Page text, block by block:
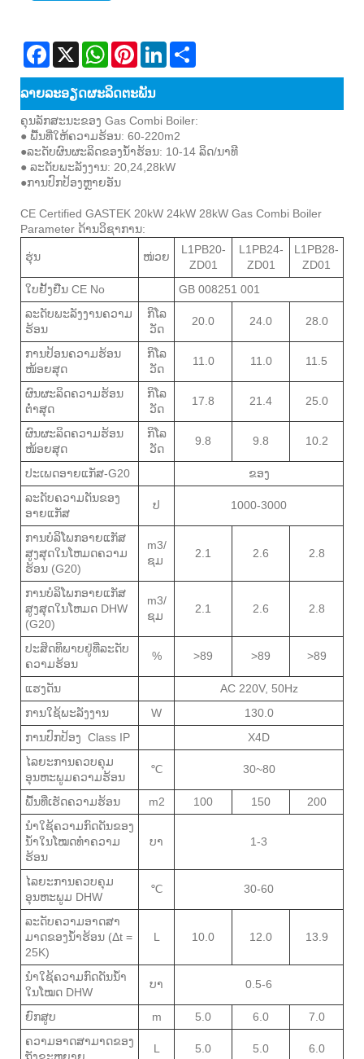
Facebook
X WhatsAppPinterestLinkedIn
ລາຍ​ລະ​ອຽດ​ຜະ​ລິດ​ຕະ​ພັນ
ຄຸນ​ລັກ​ສະ​ນະ​ຂອງ Gas Combi Boiler​:
● ພື້ນທີ່ໃຫ້ຄວາມຮ້ອນ: 60-220m2
●ລະດັບຜົນຜະລິດຂອງນ້ໍາຮ້ອນ: 10-14 ລິດ/ນາທີ
● ລະດັບພະລັງງານ: 20,24,28kW
●ການປົກປ້ອງຫຼາຍອັນ
CE Certified GASTEK 20kW 24kW 28kW Gas Combi Boiler
Parameter ດ້ານວິຊາການ:
ຮຸ່ນ ໜ່ວຍ
L1PB20-
ZD01
L1PB24-
ZD01
L1PB28-
ZD01
ໃບຢັ້ງຢືນ CE No
GB 008251 001
ລະດັບພະລັງງານຄວາມ
ຮ້ອນ
ກິໂລ
ວັດ
20.0 24.0 28.0
ການປ້ອນຄວາມຮ້ອນ
ໜ້ອຍສຸດ
ກິໂລ
ວັດ
11.0 11.0 11.5
ຜົນຜະລິດຄວາມຮ້ອນ
ຕໍ່າສຸດ
ກິໂລ
ວັດ
17.8 21.4 25.0
ຜົນຜະລິດຄວາມຮ້ອນ
ໜ້ອຍສຸດ
ກິໂລ
ວັດ
9.8 9.8 10.2
ປະເພດອາຍແກັສ-G20
ຂອງ
ລະດັບຄວາມດັນຂອງ
ອາຍແກັສ
ປ 1000-3000
ການບໍລິໂພກອາຍແກັສ
ສູງສຸດໃນໂຫມດຄວາມ
ຮ້ອນ (G20)
m3/
ຊມ
2.1 2.6 2.8
ການບໍລິໂພກອາຍແກັສ
ສູງສຸດໃນໂຫມດ DHW
(G20)
m3/
ຊມ
2.1 2.6 2.8
ປະສິດທິພາບຢູ່ທີ່ລະດັບ
ຄວາມຮ້ອນ
% >89 >89 >89
ແຮງດັນ
AC 220V, 50Hz
ການໃຊ້ພະລັງງານ
W
130.0
ການປົກປ້ອງ Class IP
X4D
ໄລຍະການຄວບຄຸມ
ອຸນຫະພູມຄວາມຮ້ອນ
℃ 30~80
ພື້ນທີ່ເຮັດຄວາມຮ້ອນ m2 100 150
200
ນຳໃຊ້ຄວາມກົດດັນຂອງ
ນ້ຳໃນໂໝດທຳຄວາມ
ຮ້ອນ
ບາ 1-3
ໄລຍະການຄວບຄຸມ
ອຸນຫະພູມ DHW
℃ 30-60
ລະດັບຄວາມອາດສາ
ມາດຂອງນ້ໍາຮ້ອນ (Δt =
25K)
L 10.0 12.0 13.9
ນຳໃຊ້ຄວາມກົດດັນນ້ຳ
ໃນໂໝດ DHW
ບາ 0.5-6
ຍົກສູບ m 5.0 6.0
7.0
ຄວາມອາດສາມາດຂອງ
L 5.0 5.0 6.0